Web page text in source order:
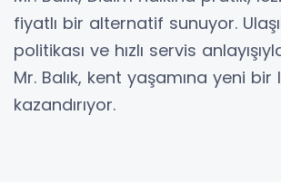
fiyatlı bir alternatif sunuyor.
politikası ve hızlı servis
Mr. Balık, kent yaşamına yeni bir
kazandırıyor.